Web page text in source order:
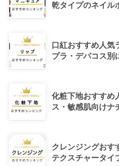
乾タイプのネイル
口紅おすすめ人気
プラ・デパコス別
化粧下地おすすめ
ス・敏感肌向けナ
クレンジングおす
テクスチャータイ